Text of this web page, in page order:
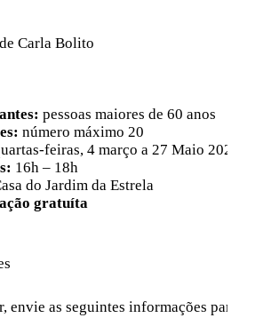
Carla Bolito
pessoas maiores de 60 anos
número máximo 20
feiras, 4 março a 27 Maio 2026
16h – 18h
do Jardim da Estrela
gratuíta
envie as seguintes informações para o